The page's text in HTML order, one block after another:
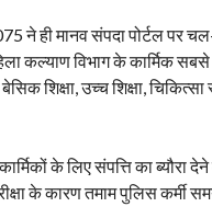
ही मानव संपदा पोर्टल पर चल-
विभाग के कार्मिक सबसे
शिक्षा, उच्च शिक्षा, चिकित्सा
के लिए संपत्ति का
के कारण तमाम पुलिस कर्मी